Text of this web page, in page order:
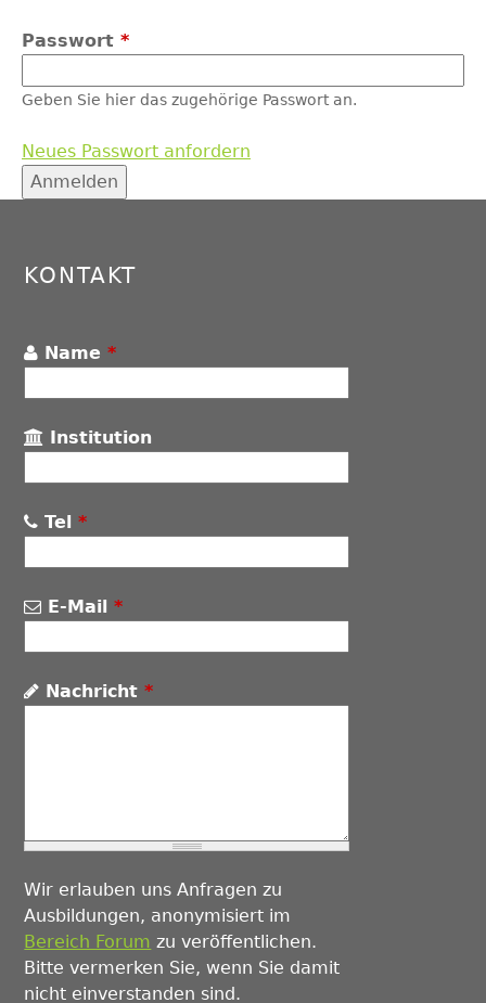
Passwort *
Geben Sie hier das zugehörige Passwort an.
Neues Passwort anfordern
Back
to
KONTAKT
Name*
Institution
Tel*
E-Mail*
Nachricht*
Wir erlauben uns Anfragen zu
Ausbildungen, anonymisiert im
Bereich Forum zu veröffentlichen.
Bitte vermerken Sie, wenn Sie damit
nicht einverstanden sind.